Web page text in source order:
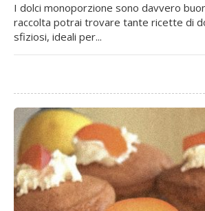
I dolci monoporzione sono davvero
raccolta potrai trovare tante ricette di
sfiziosi, ideali per...